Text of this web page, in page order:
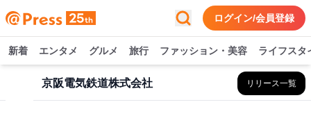
ログイン/会員登録
新着 エンタメ グルメ 旅行 ファッション・美容 ライフスタ
京阪電気鉄道株式会社 リリース一覧